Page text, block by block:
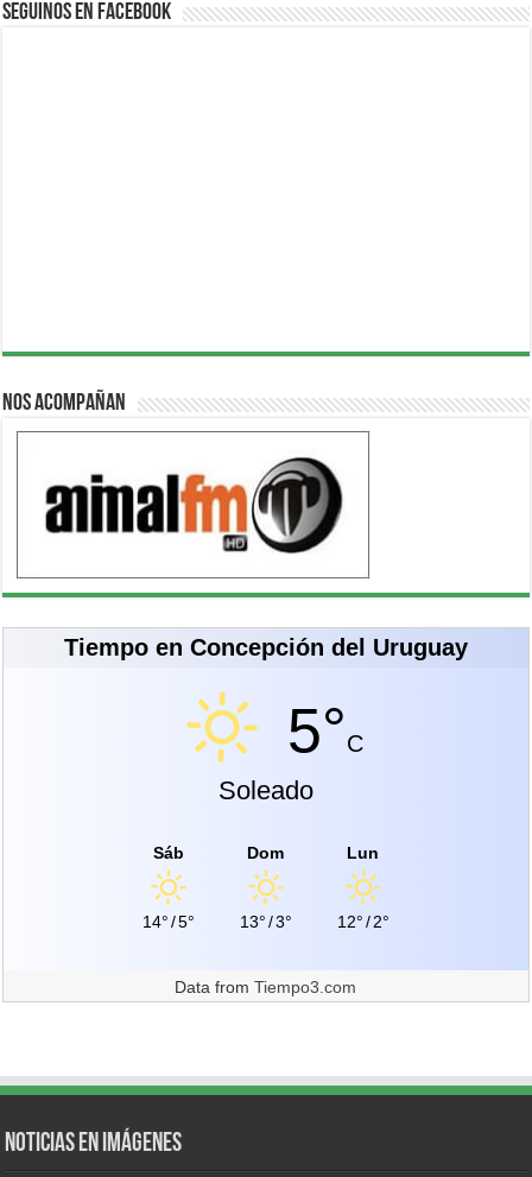
Seguinos en Facebook
Nos acompañan
Tiempo en Concepción del Uruguay
5°C
Soleado
Sáb
14°/5°
Dom
13°/3°
Lun
12°/2°
Data fromTiempo3.com
Noticias en Imágenes